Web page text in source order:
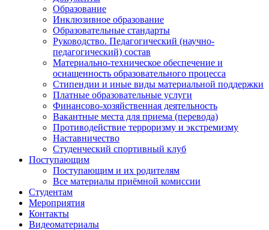
Образование
Инклюзивное образование
Образовательные стандарты
Руководство. Педагогический (научно-
педагогический) состав
Материально-техническое обеспечение и
оснащенность образовательного процесса
Стипендии и иные виды материальной поддержки
Платные образовательные услуги
Финансово-хозяйственная деятельность
Вакантные места для приема (перевода)
Противодействие терроризму и экстремизму
Наставничество
Студенческий спортивный клуб
Поступающим
Поступающим и их родителям
Все материалы приёмной комиссии
Студентам
Мероприятия
Контакты
Видеоматериалы